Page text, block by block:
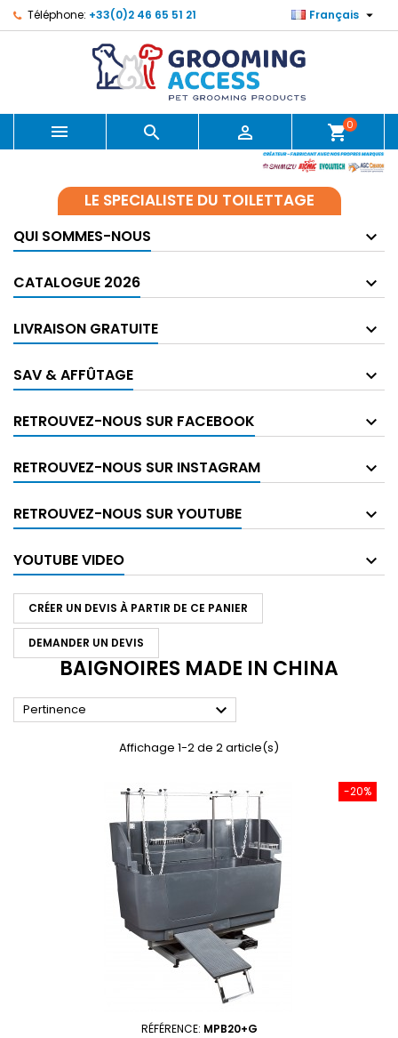
Téléphone: +33(0)2 46 65 51 21 Français 
   shopping_cart0
LE SPECIALISTE DU TOILETTAGE
QUI SOMMES-NOUS
CATALOGUE 2026
LIVRAISON GRATUITE
SAV & AFFÛTAGE
RETROUVEZ-NOUS SUR FACEBOOK
RETROUVEZ-NOUS SUR INSTAGRAM
RETROUVEZ-NOUS SUR YOUTUBE
YOUTUBE VIDEO
CRÉER UN DEVIS À PARTIR DE CE PANIER
DEMANDER UN DEVIS
BAIGNOIRES MADE IN CHINA
Pertinence 
Affichage 1-2 de 2 article(s)
-20%
RÉFÉRENCE: MPB20+G